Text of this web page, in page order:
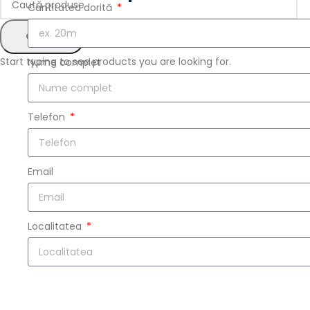
CAUTĂ
Start typing to see products you are looking for.
Cantitatea dorită
Nume complet
Telefon
Email
Localitatea